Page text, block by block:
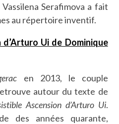
Serafimova a fait
au répertoire inventif.
Ui de Dominique
en 2013, le couple
autour du texte de
Ascension d’Arturo Ui.
des années quarante,